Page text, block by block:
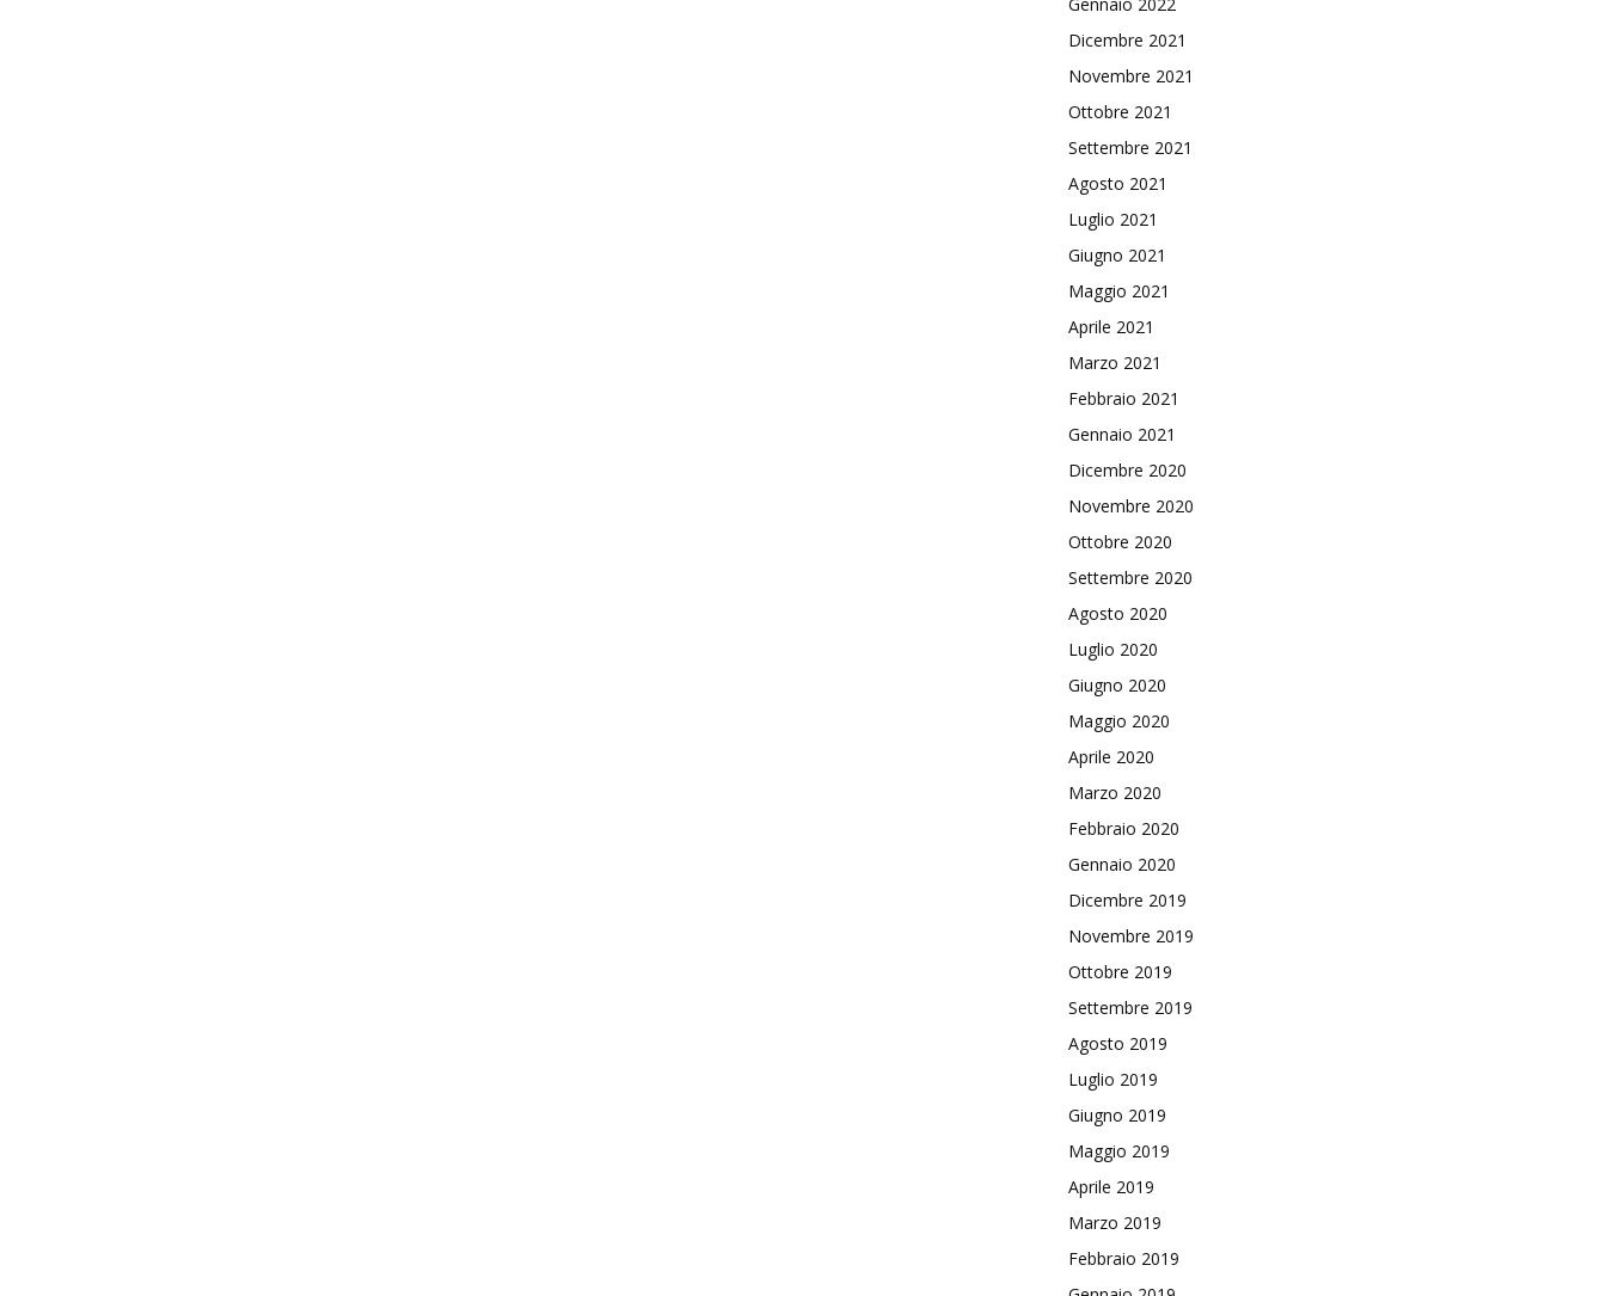
Dicembre 2021
Novembre 2021
Ottobre 2021
Settembre 2021
Agosto 2021
Luglio 2021
Giugno 2021
Maggio 2021
Aprile 2021
Marzo 2021
Febbraio 2021
Gennaio 2021
Dicembre 2020
Novembre 2020
Ottobre 2020
Settembre 2020
Agosto 2020
Luglio 2020
Giugno 2020
Maggio 2020
Aprile 2020
Marzo 2020
Febbraio 2020
Gennaio 2020
Dicembre 2019
Novembre 2019
Ottobre 2019
Settembre 2019
Agosto 2019
Luglio 2019
Giugno 2019
Maggio 2019
Aprile 2019
Marzo 2019
Febbraio 2019